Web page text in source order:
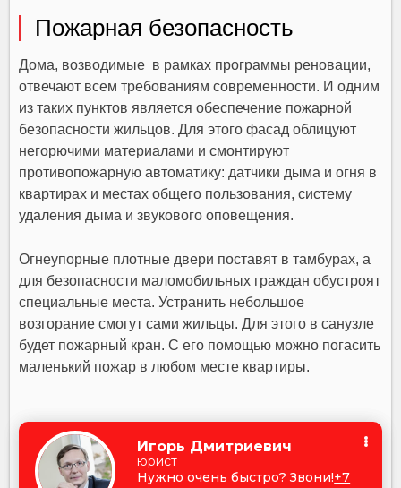
Пожарная безопасность
Дома, возводимые в рамках программы реновации,
отвечают всем требованиям современности. И одним
из таких пунктов является обеспечение пожарной
безопасности жильцов. Для этого фасад облицуют
негорючими материалами и смонтируют
противопожарную автоматику: датчики дыма и огня в
квартирах и местах общего пользования, систему
удаления дыма и звукового оповещения.
Огнеупорные плотные двери поставят в тамбурах, а
для безопасности маломобильных граждан обустроят
специальные места. Устранить небольшое
возгорание смогут сами жильцы. Для этого в санузле
будет пожарный кран. С его помощью можно погасить
маленький пожар в любом месте квартиры.